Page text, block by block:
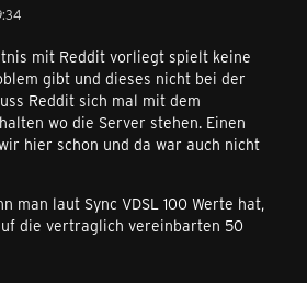
mit Reddit vorliegt spielt keine
gibt und dieses nicht bei der
Reddit sich mal mit dem
wo die Server stehen. Einen
hier schon und da war auch nicht
man laut Sync VDSL 100 Werte hat,
die vertraglich vereinbarten 50